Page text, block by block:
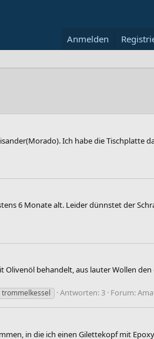
Anmelden
Ich habe die Tischplatte
6 Monate alt. Leider dünnstet der
Olivenöl behandelt, aus lauter Wollen
trommelkessel Antworten: 3 Forum:
in die ich einen Gilettekopf mit